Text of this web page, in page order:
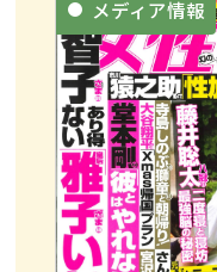
メディア情報